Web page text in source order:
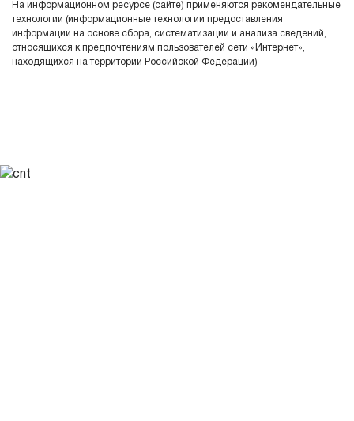
На информационном ресурсе (сайте) применяются рекомендательные
технологии (информационные технологии предоставления
информации на основе сбора, систематизации и анализа сведений,
относящихся к предпочтениям пользователей сети «Интернет»,
находящихся на территории Российской Федерации)